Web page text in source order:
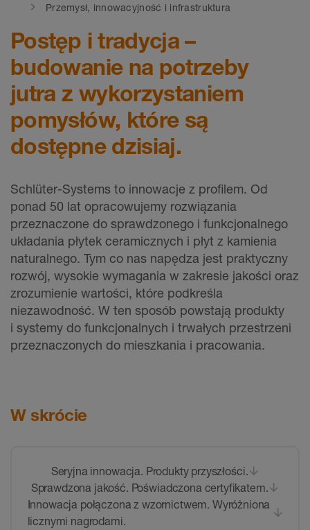
Przemysł, innowacyjność i infrastruktura
Postęp i tradycja –
budowanie na potrzeby
jutra z wykorzystaniem
pomysłów, które są
dostępne dzisiaj.
Schlüter-Systems to innowacje z profilem. Od
ponad 50 lat opracowujemy rozwiązania
przeznaczone do sprawdzonego i funkcjonalnego
układania płytek ceramicznych i płyt z kamienia
naturalnego. Tym co nas napędza jest praktyczny
rozwój, wysokie wymagania w zakresie jakości oraz
zrozumienie wartości, które podkreśla
niezawodność. W ten sposób powstają produkty
i systemy do funkcjonalnych i trwałych przestrzeni
przeznaczonych do mieszkania i pracowania.
W skrócie
Seryjna innowacja. Produkty przyszłości.
Sprawdzona jakość. Poświadczona certyfikatem.
Innowacja połączona z wzornictwem. Wyróżniona
licznymi nagrodami.